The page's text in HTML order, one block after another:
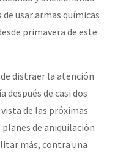
de usar armas químicas
primavera de este
distraer la atención
después de casi dos
de las próximas
planes de aniquilación
más, contra una